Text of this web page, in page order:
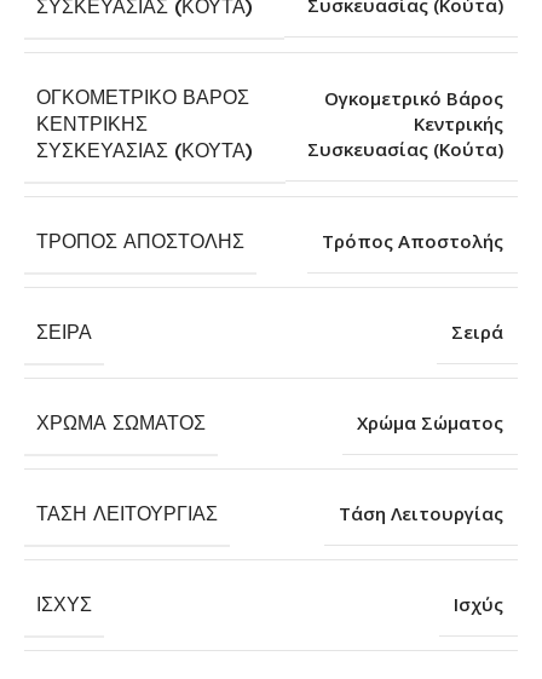
ΣΥΣΚΕΥΑΣΊΑΣ (ΚΟΎΤΑ) Συσκευασίας (Κούτα)
ΟΓΚΟΜΕΤΡΙΚΌ ΒΆΡΟΣ
ΚΕΝΤΡΙΚΉΣ
ΣΥΣΚΕΥΑΣΊΑΣ (ΚΟΎΤΑ)
Ογκομετρικό Βάρος
Κεντρικής
Συσκευασίας (Κούτα)
ΤΡΌΠΟΣ ΑΠΟΣΤΟΛΉΣ Τρόπος Αποστολής
ΣΕΙΡΆ Σειρά
ΧΡΏΜΑ ΣΏΜΑΤΟΣ Χρώμα Σώματος
ΤΆΣΗ ΛΕΙΤΟΥΡΓΊΑΣ Τάση Λειτουργίας
ΙΣΧΎΣ Ισχύς